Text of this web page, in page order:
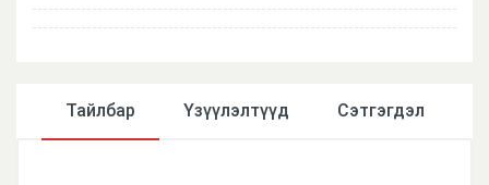
Тайлбар Үзүүлэлтүүд Сэтгэгдэл